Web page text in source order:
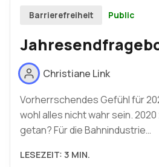
Barrierefreiheit Public
Christiane Link
Vorherrschendes Gefühl für
wohl alles nicht wahr sein.
getan? Für die Bahnindustrie…
LESEZEIT: 3 MIN.